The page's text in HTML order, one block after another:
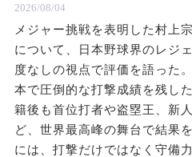
2026/08/04
メジャー挑戦を表明した村上
について、日本野球界のレジ
度なしの視点で評価を語った
本で圧倒的な打撃成績を残し
籍後も首位打者や盗塁王、新
ど、世界最高峰の舞台で結果
には、打撃だけではなく守備